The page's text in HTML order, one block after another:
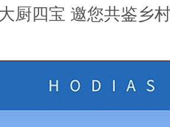
厨四宝 邀您共鉴乡